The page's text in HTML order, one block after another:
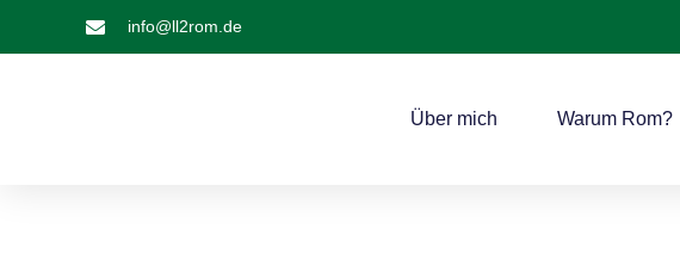
info@ll2rom.de
Über mich Warum Rom?